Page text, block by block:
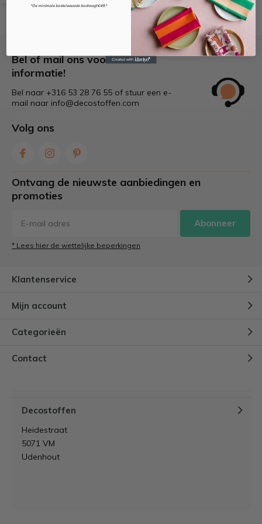
Bel of mail ons voor meer
informatie!
Bel naar +316 53 28 76 55 of stuur een e-
mail naar info@decostoffen.com
Volg ons
Ontvang de nieuwste aanbiedingen en
promoties
Abonneer
* Lees hier de wettelijke beperkingen
Klantenservice
Mijn account
Categorieën
Contact
Decostoffen
Heidestraat
5071 VM
Udenhout
*De minimale bestelwaarde bedraagt €49.*